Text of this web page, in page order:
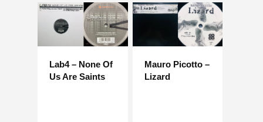
Lab4 – None Of
Us Are Saints
Mauro Picotto –
Lizard